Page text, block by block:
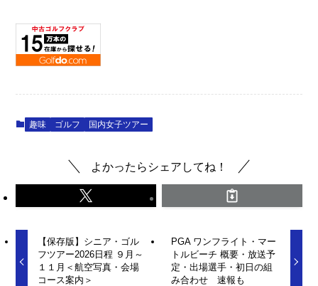
趣味 ゴルフ 国内女子ツアー
よかったらシェアしてね！
【保存版】シニア・ゴル
フツアー2026日程 ９月～
１１月＜航空写真・会場
コース案内＞
PGA ワンフライト・マー
トルビーチ 概要・放送予
定・出場選手・初日の組
み合わせ 速報も